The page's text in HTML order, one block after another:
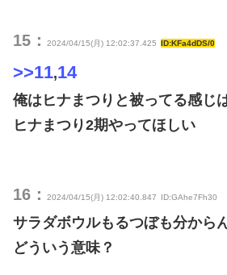
15： 2024/04/15(月) 12:02:37.425 ID:KFa4dDS/0
>>11,14
俺はヒナまつりと被ってる感じ
ヒナまつり2期やってほしい
16： 2024/04/15(月) 12:02:40.847 ID:GAhe7Fh30
サラダボウルもるつぼも分から
どういう意味？